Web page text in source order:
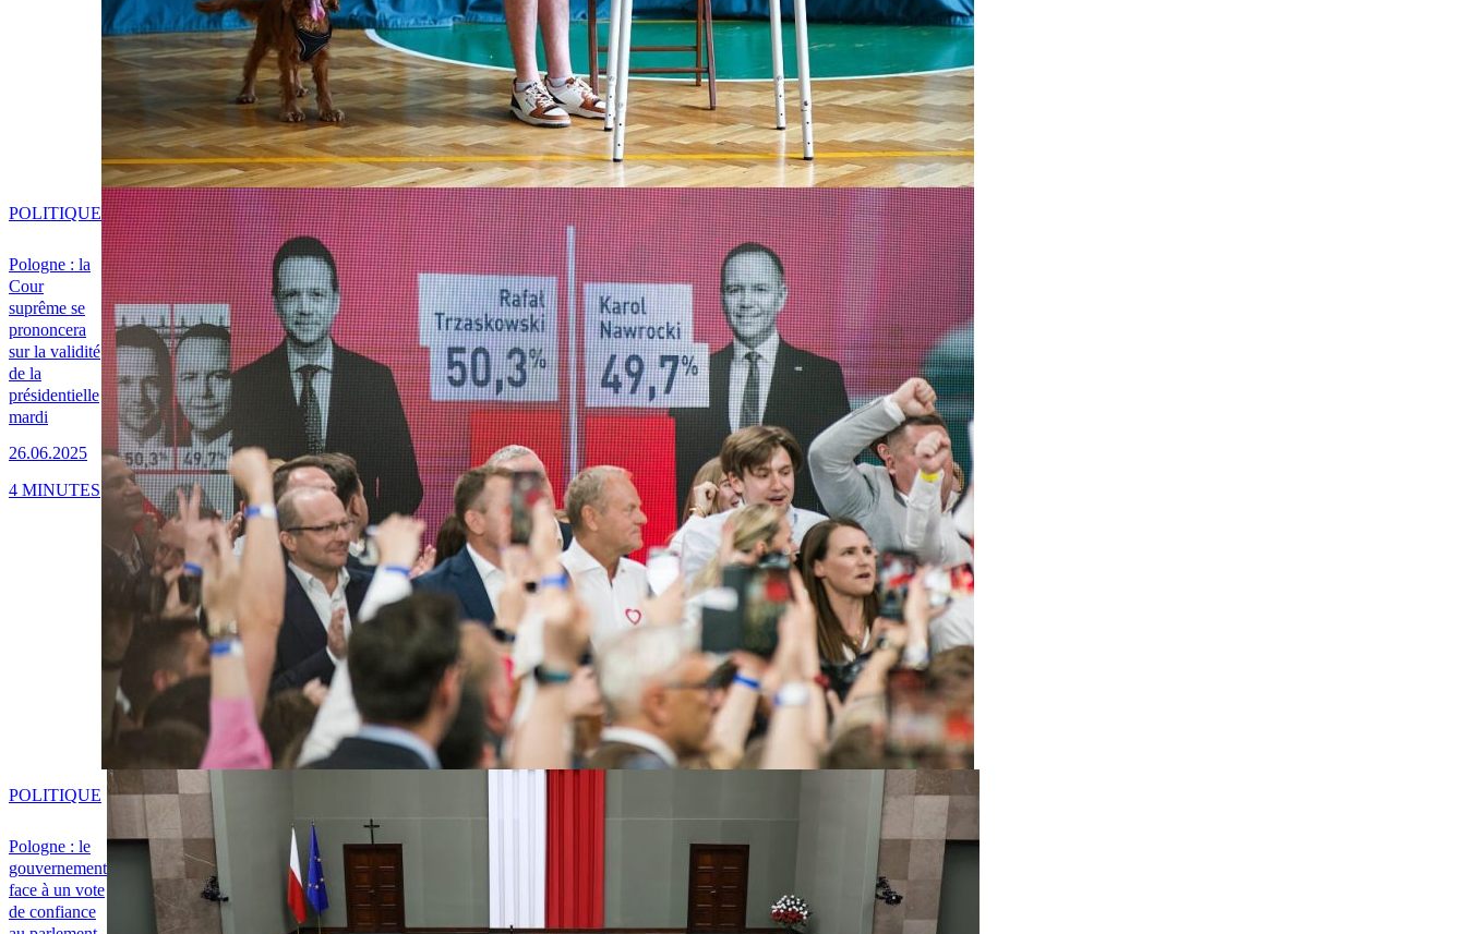
Pologne : la
Cour
suprême se
prononcera
sur la validité
de la
présidentielle
mardi
26.06.2025
POLITIQUE
4 MINUTES
Pologne : le
gouvernement
face à un vote
de confiance
POLITIQUE